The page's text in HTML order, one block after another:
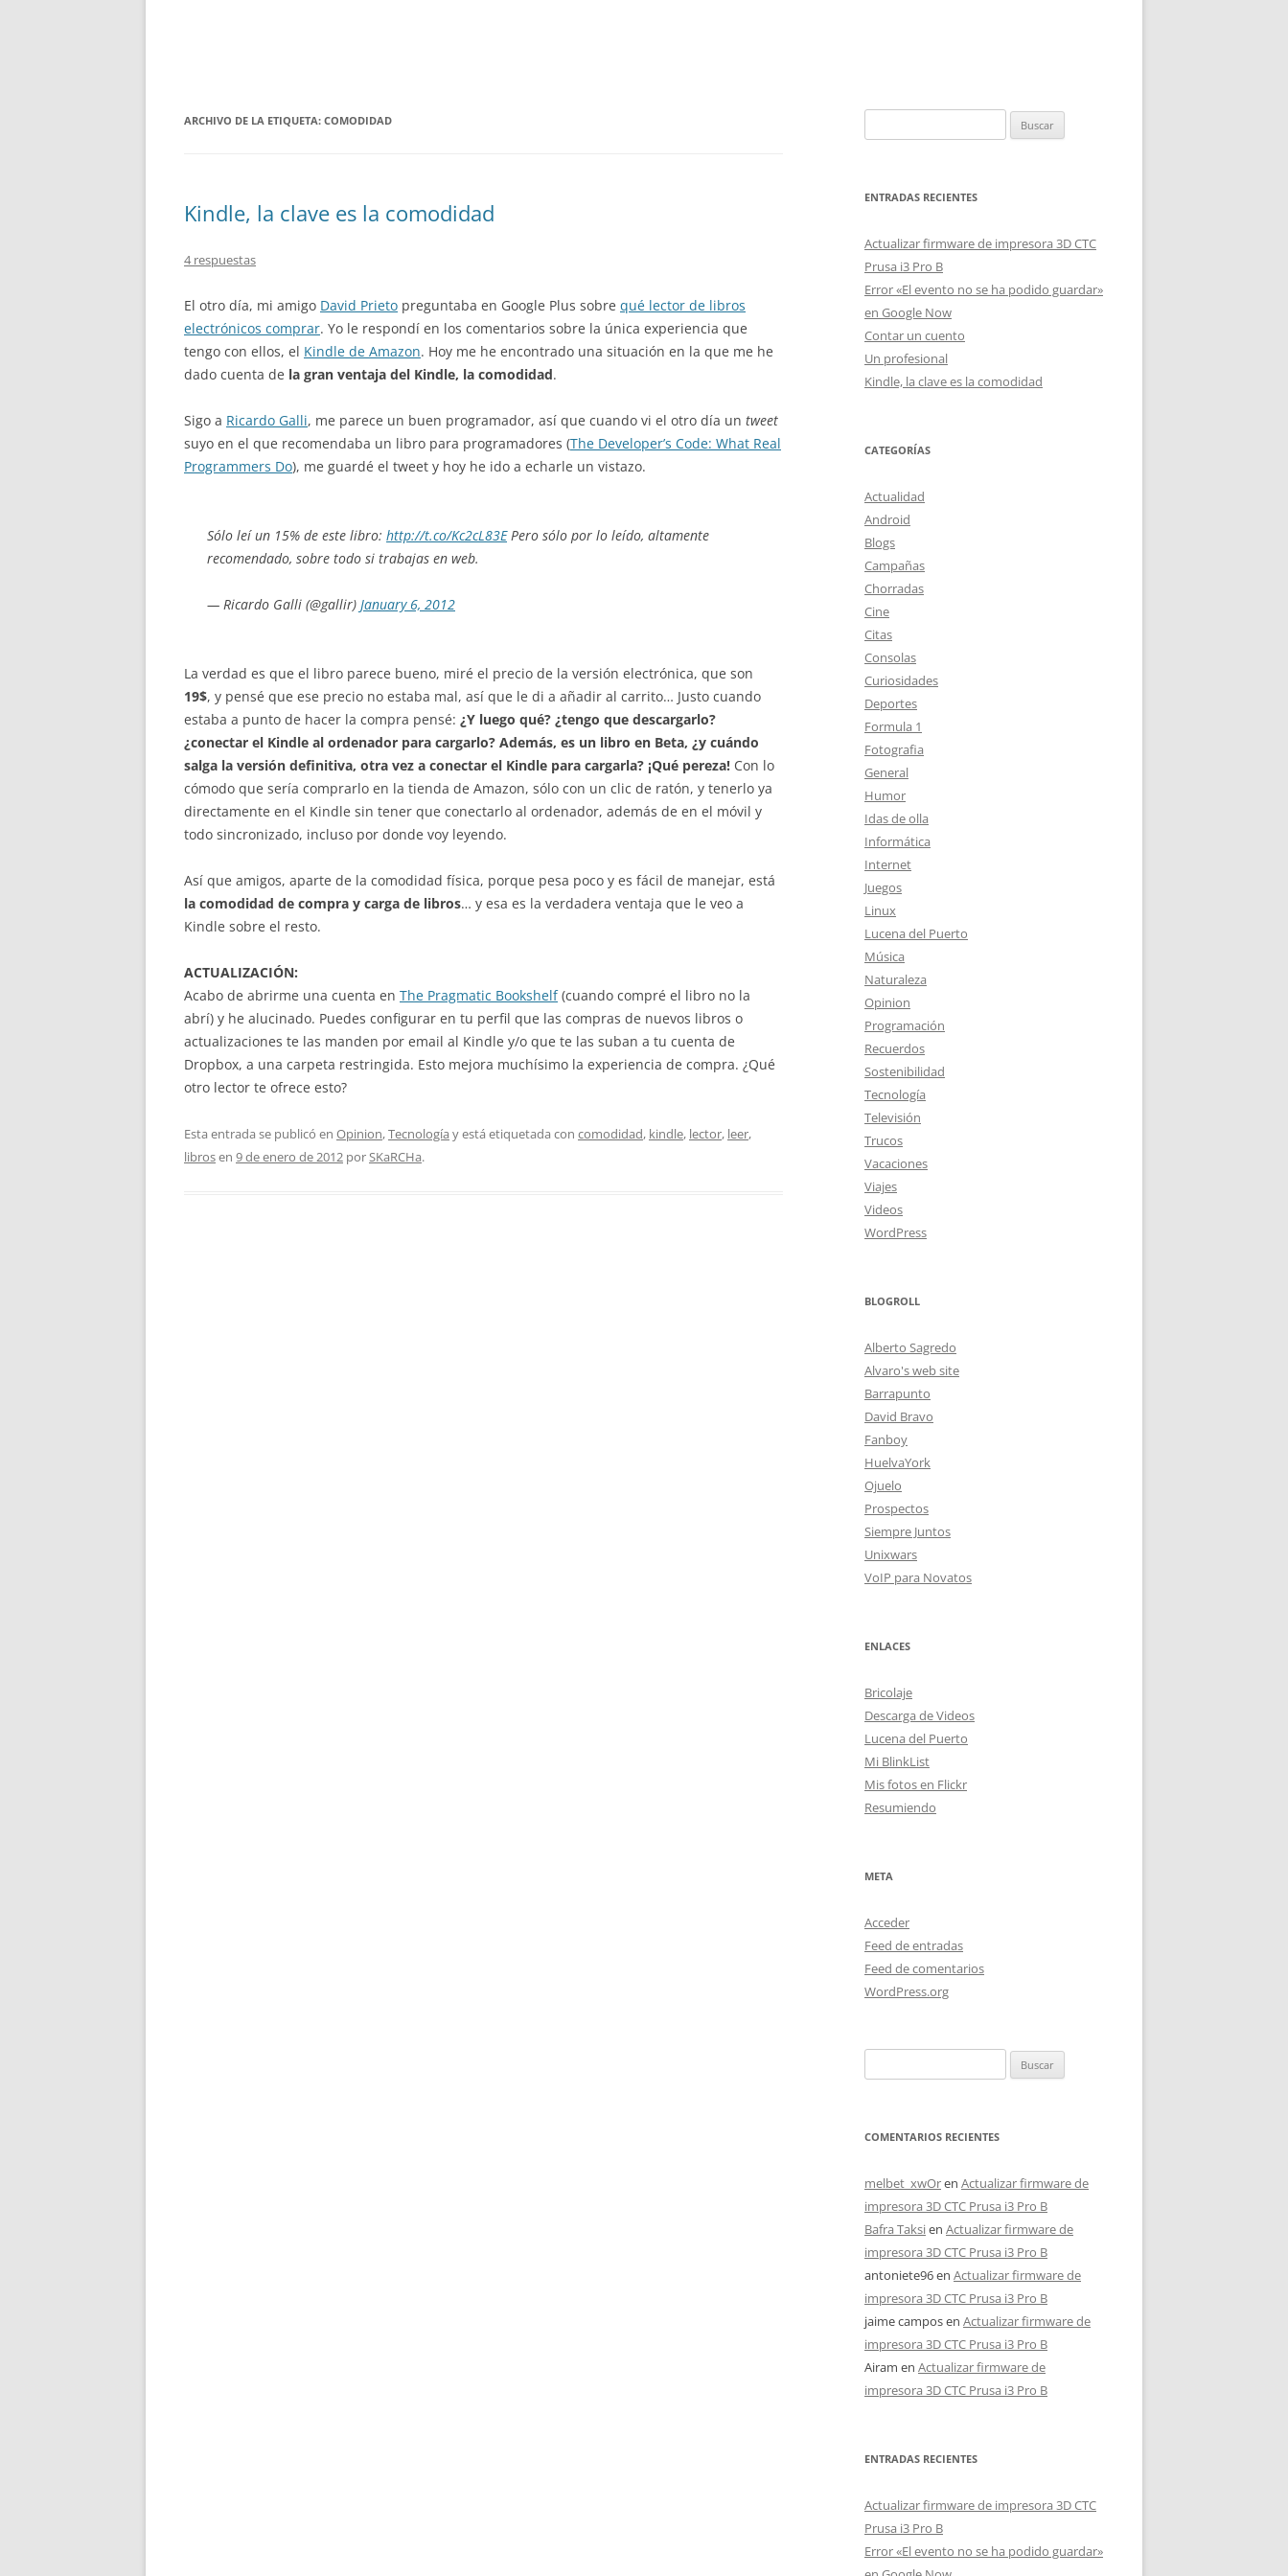
ARCHIVO DE LA ETIQUETA: COMODIDAD
Kindle, la clave es la comodidad
4 respuestas
El otro día, mi amigo David Prieto preguntaba en Google Plus sobre qué lector de libros
electrónicos comprar. Yo le respondí en los comentarios sobre la única experiencia que
tengo con ellos, el Kindle de Amazon. Hoy me he encontrado una situación en la que me he
dado cuenta de la gran ventaja del Kindle, la comodidad.
Sigo a Ricardo Galli, me parece un buen programador, así que cuando vi el otro día un tweet
suyo en el que recomendaba un libro para programadores (The Developer’s Code: What Real
Programmers Do), me guardé el tweet y hoy he ido a echarle un vistazo.
Sólo leí un 15% de este libro: http://t.co/Kc2cL83EPero sólo por lo leído, altamente
recomendado, sobre todo si trabajas en web.
— Ricardo Galli (@gallir) January 6, 2012
La verdad es que el libro parece bueno, miré el precio de la versión electrónica, que son
19$, y pensé que ese precio no estaba mal, así que le di a añadir al carrito… Justo cuando
estaba a punto de hacer la compra pensé: ¿Y luego qué? ¿tengo que descargarlo?
¿conectar el Kindle al ordenador para cargarlo? Además, es un libro en Beta, ¿y cuándo
salga la versión definitiva, otra vez a conectar el Kindle para cargarla? ¡Qué pereza! Con lo
cómodo que sería comprarlo en la tienda de Amazon, sólo con un clic de ratón, y tenerlo ya
directamente en el Kindle sin tener que conectarlo al ordenador, además de en el móvil y
todo sincronizado, incluso por donde voy leyendo.
Así que amigos, aparte de la comodidad física, porque pesa poco y es fácil de manejar, está
la comodidad de compra y carga de libros… y esa es la verdadera ventaja que le veo a
Kindle sobre el resto.
ACTUALIZACIÓN:
Acabo de abrirme una cuenta en The Pragmatic Bookshelf(cuando compré el libro no la
abrí) y he alucinado. Puedes configurar en tu perfil que las compras de nuevos libros o
actualizaciones te las manden por email al Kindle y/o que te las suban a tu cuenta de
Dropbox, a una carpeta restringida. Esto mejora muchísimo la experiencia de compra. ¿Qué
otro lector te ofrece esto?
Esta entrada se publicó en Opinion,Tecnología y está etiquetada con comodidad, kindle, lector, leer,
librosen 9 de enero de 2012 porSKaRCHa.
ENTRADAS RECIENTES
Actualizar firmware de impresora 3D CTC
Prusa i3 Pro B
Error «El evento no se ha podido guardar»
en Google Now
Contar un cuento
Un profesional
Kindle, la clave es la comodidad
CATEGORÍAS
Actualidad
Android
Blogs
Campañas
Chorradas
Cine
Citas
Consolas
Curiosidades
Deportes
Formula 1
Fotografia
General
Humor
Idas de olla
Informática
Internet
Juegos
Linux
Lucena del Puerto
Música
Naturaleza
Opinion
Programación
Recuerdos
Sostenibilidad
Tecnología
Televisión
Trucos
Vacaciones
Viajes
Videos
WordPress
BLOGROLL
Alberto Sagredo
Alvaro's web site
Barrapunto
David Bravo
Fanboy
HuelvaYork
Ojuelo
Prospectos
Siempre Juntos
Unixwars
VoIP para Novatos
ENLACES
Bricolaje
Descarga de Videos
Lucena del Puerto
Mi BlinkList
Mis fotos en Flickr
Resumiendo
META
Acceder
Feed de entradas
Feed de comentarios
WordPress.org
COMENTARIOS RECIENTES
melbet_xwOren Actualizar firmware de
impresora 3D CTC Prusa i3 Pro B
Bafra Taksien Actualizar firmware de
impresora 3D CTC Prusa i3 Pro B
antoniete96en Actualizar firmware de
impresora 3D CTC Prusa i3 Pro B
jaime camposen Actualizar firmware de
impresora 3D CTC Prusa i3 Pro B
Airam en Actualizar firmware de
impresora 3D CTC Prusa i3 Pro B
ENTRADAS RECIENTES
Actualizar firmware de impresora 3D CTC
Prusa i3 Pro B
Error «El evento no se ha podido guardar»